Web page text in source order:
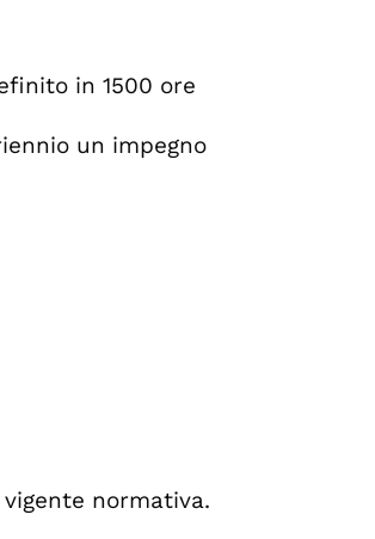
in 1500 ore
un impegno
normativa.